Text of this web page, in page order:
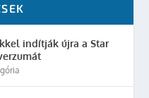
indítják újra a Star